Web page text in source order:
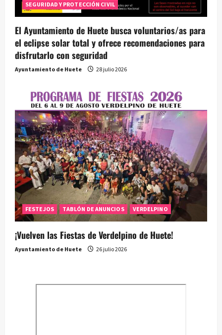
SEGURIDAD Y PROTECCIÓN CIVIL
El Ayuntamiento de Huete busca voluntarios/as para
el eclipse solar total y ofrece recomendaciones para
disfrutarlo con seguridad
Ayuntamiento de Huete 28 julio 2026
FESTEJOS TABLÓN DE ANUNCIOS VERDELPINO
¡Vuelven las Fiestas de Verdelpino de Huete!
Ayuntamiento de Huete 26 julio 2026